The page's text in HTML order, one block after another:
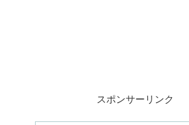
スポンサーリンク